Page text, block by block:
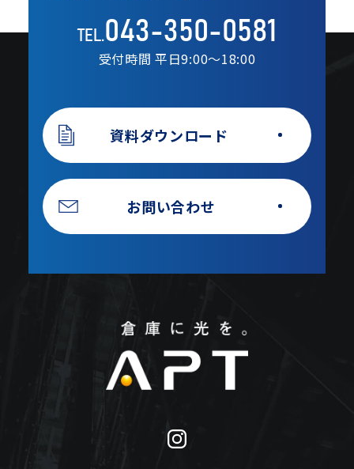
TEL.043-350-0581
受付時間 平日9:00〜18:00
資料ダウンロード
お問い合わせ